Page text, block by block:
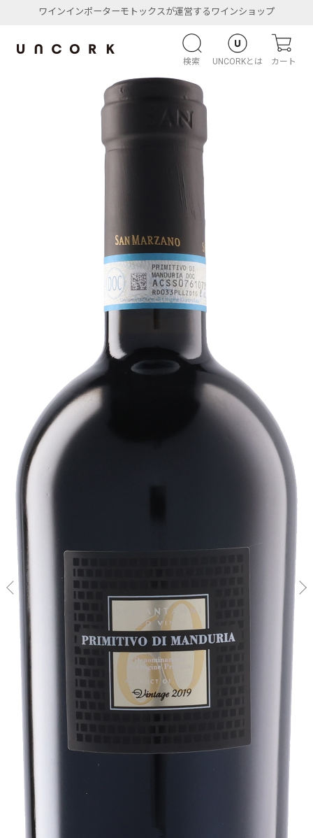
ワインインポーターモトックスが運営するワインショップ
検索 UNCORKとは カート